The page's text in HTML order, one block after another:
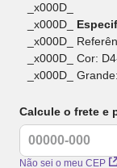
_x000D_
_x000D_
_x000D_
_x000D_ Cor:
_x000D_
Calcule o frete e
Não sei o meu CEP